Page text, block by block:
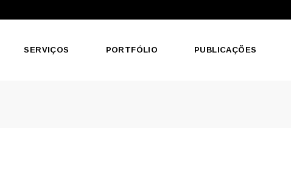
SERVIÇOS PORTFÓLIO PUBLICAÇÕES